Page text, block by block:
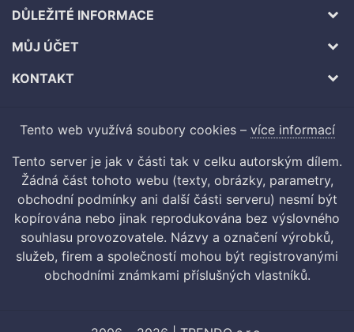
DŮLEŽITÉ INFORMACE
MŮJ ÚČET
KONTAKT
Tento web využívá soubory cookies – více informací
Tento server je jak v části tak v celku autorským dílem.
Žádná část tohoto webu (texty, obrázky, parametry,
obchodní podmínky ani další části serveru) nesmí být
kopírována nebo jinak reprodukována bez výslovného
souhlasu provozovatele. Názvy a označení výrobků,
služeb, firem a společností mohou být registrovanými
obchodními známkami příslušných vlastníků.